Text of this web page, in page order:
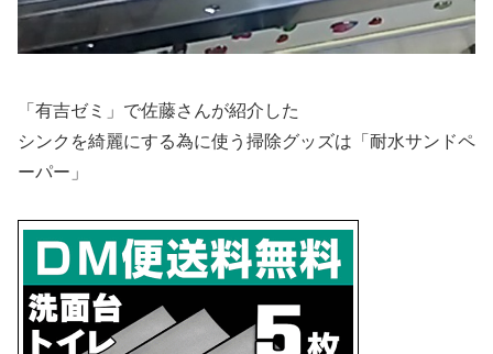
「有吉ゼミ」で佐藤さんが紹介した
シンクを綺麗にする為に使う掃除グッズは 「耐水サンドペ
ーパー」